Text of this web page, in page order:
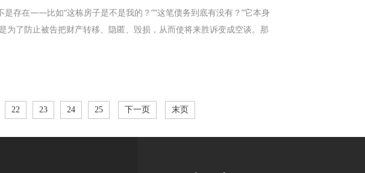
存在——比如“这栋房子是不是我的？”“这笔债务到底有没有？”它本身
为了防止被告把财产转移、隐匿、毁损，从而使将来胜诉变成空谈。那
22 23 24 25 下一页 末页